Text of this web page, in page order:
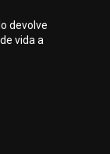
devolve
vida a